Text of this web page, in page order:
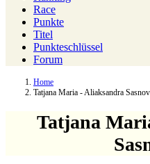
Race
Punkte
Titel
Punkteschlüssel
Forum
Home
Tatjana Maria - Aliaksandra
Tatjana